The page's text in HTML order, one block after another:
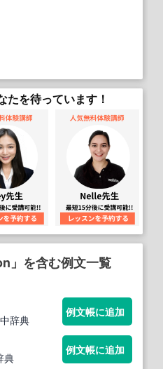
を待っています！
」を含む例文一覧
辞典
例文帳に追加
典
例文帳に追加